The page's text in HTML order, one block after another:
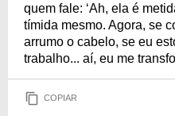
quem fale: ‘Ah, ela é
tímida mesmo. Agora, se
arrumo o cabelo, se eu
trabalho... aí, eu me
COPIAR